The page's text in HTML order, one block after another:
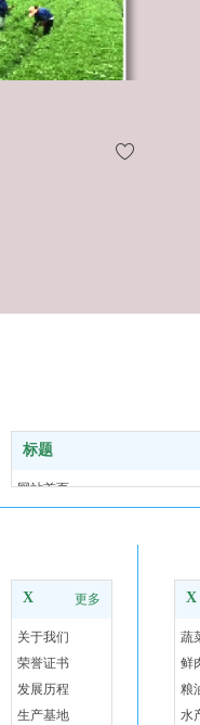
标题
网站首页
合作伙伴
联系我们
X 更多
关于我们
荣誉证书
发展历程
生产基地
X
蔬
鲜
粮
水